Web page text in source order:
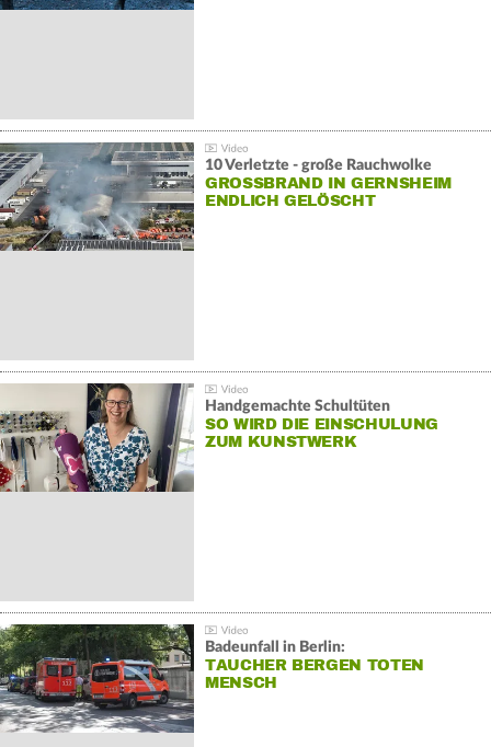
10 Verletzte - große Rauchwolke
GROSSBRAND IN GERNSHEIM E
NDLICH GELÖSCHT
Handgemachte Schultüten
SO WIRD DIE EINSCHULUNG
ZUM KUNSTWERK
Badeunfall in Berlin:
TAUCHER BERGEN TOTEN
MENSCH